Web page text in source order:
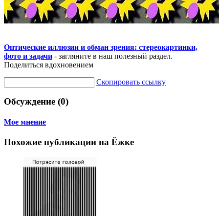
Оптические иллюзии и обман зрения: стереокартинки,
фото и задачи - загляните в наш полезный раздел.
Поделиться вдохновением
Скопировать ссылку
Обсуждение (0)
Мое мнение
Похожие публикации на Ёжке